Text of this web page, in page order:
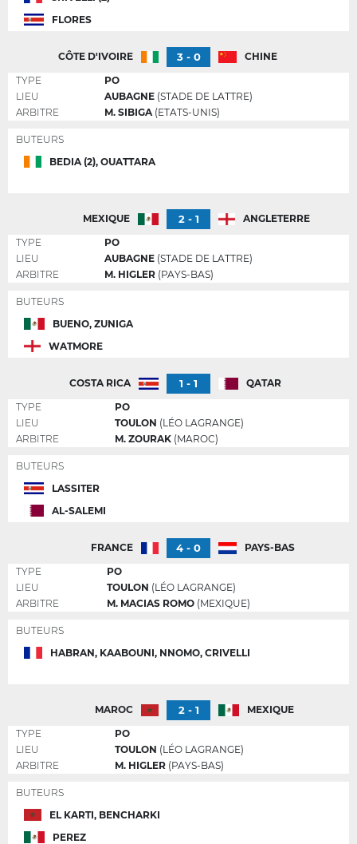
FLORES
CÔTE D'IVOIRE 3 - 0
CHINE
TYPE
PO
LIEU
AUBAGNE (STADE DE LATTRE)
ARBITRE
M. SIBIGA (ETATS-UNIS)
BUTEURS
BEDIA (2), OUATTARA
MEXIQUE 2 - 1
ANGLETERRE
TYPE
PO
LIEU
AUBAGNE (STADE DE LATTRE)
ARBITRE
M. HIGLER (PAYS-BAS)
BUTEURS
BUENO, ZUNIGA
WATMORE
COSTA RICA 1 - 1
QATAR
TYPE
PO
LIEU
TOULON (LÉO LAGRANGE)
ARBITRE
M. ZOURAK (MAROC)
BUTEURS
LASSITER
AL-SALEMI
FRANCE 4 - 0
PAYS-BAS
TYPE
PO
LIEU
TOULON (LÉO LAGRANGE)
ARBITRE
M. MACIAS ROMO (MEXIQUE)
BUTEURS
HABRAN, KAABOUNI, NNOMO, CRIVELLI
MAROC 2 - 1
MEXIQUE
TYPE
PO
LIEU
TOULON (LÉO LAGRANGE)
ARBITRE
M. HIGLER (PAYS-BAS)
BUTEURS
EL KARTI, BENCHARKI
PEREZ